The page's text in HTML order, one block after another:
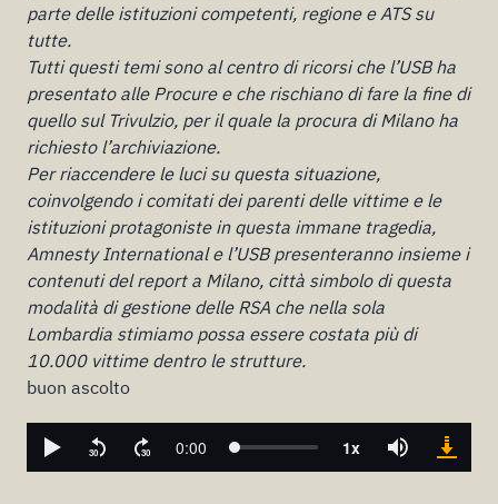
parte delle istituzioni competenti, regione e ATS su
tutte.
Tutti questi temi sono al centro di ricorsi che l’USB ha
presentato alle Procure e che rischiano di fare la fine di
quello sul Trivulzio, per il quale la procura di Milano ha
richiesto l’archiviazione.
Per riaccendere le luci su questa situazione,
coinvolgendo i comitati dei parenti delle vittime e le
istituzioni protagoniste in questa immane tragedia,
Amnesty International e l’USB presenteranno insieme i
contenuti del report a Milano, città simbolo di questa
modalità di gestione delle RSA che nella sola
Lombardia stimiamo possa essere costata più di
10.000 vittime dentro le strutture.
buon ascolto